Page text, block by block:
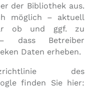
der Bibliothek aus.
möglich – aktuell
ob und ggf. zu
dass Betreiber
Daten erheben.
des
finden Sie hier: